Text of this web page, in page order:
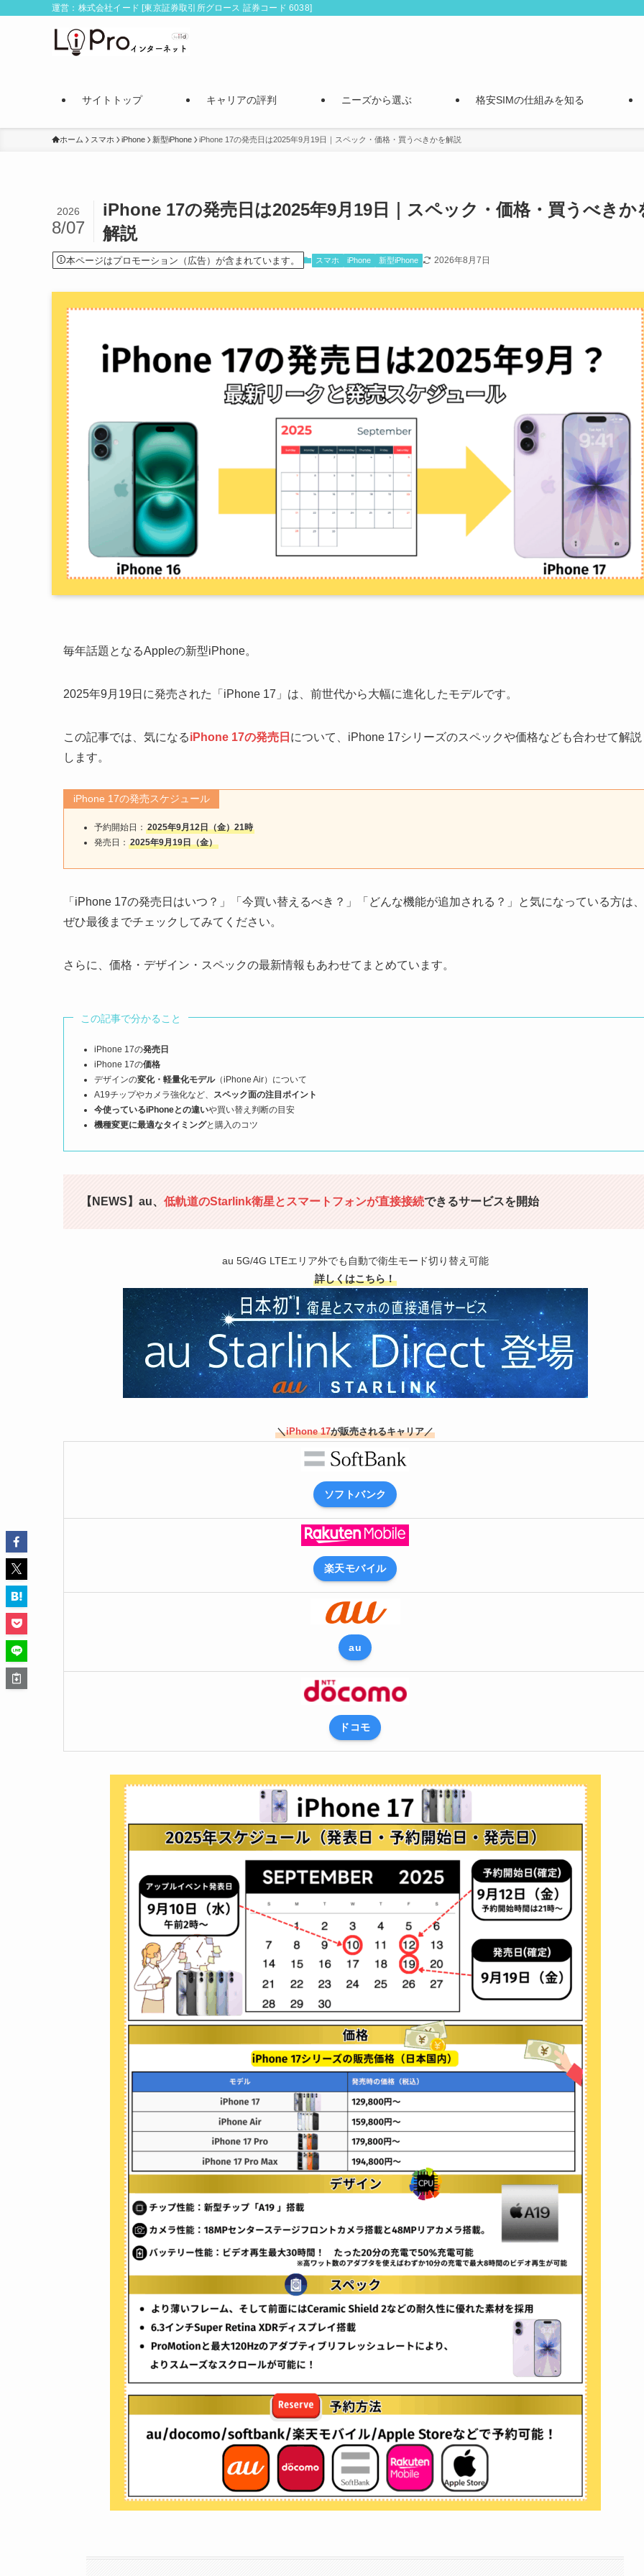
運営：株式会社イード [東京証券取引所グロース 証券コード 6038]
サイトトップ キャリアの評判 ニーズから選ぶ 格安SIMの仕組みを知る
ホーム スマホ iPhone 新型iPhone iPhone 17の発売日は2025年9月19日｜スペック・価格・買うべきかを解説
iPhone 17の発売日は2025年9月19日｜スペック・価格・買うべきか
解説
2026
8/07
本ページはプロモーション（広告）が含まれています。 スマホ iPhone 新型iPhone 2026年8月7日
毎年話題となるAppleの新型iPhone。
2025年9月19日に発売された「iPhone 17」は、前世代から大幅に進化したモデルです。
この記事では、気になるiPhone 17の発売日 について、iPhone 17シリーズのスペックや価格なども合わせて解説
します。
iPhone 17の発売スケジュール
予約開始日： 2025年9月12日（金）21時
発売日： 2025年9月19日（金）
「iPhone 17の発売日はいつ？」「今買い替えるべき？」「どんな機能が追加される？」と気になっている方は、
ぜひ最後までチェックしてみてください。
さらに、価格・デザイン・スペックの最新情報もあわせてまとめています。
この記事で分かること
iPhone 17の発売日
iPhone 17の価格
デザインの変化・軽量化モデル（iPhone Air）について
A19チップやカメラ強化など、 スペック面の注目ポイント
今使っているiPhoneとの違いや買い替え判断の目安
機種変更に最適なタイミングと購入のコツ
【NEWS】au、 低軌道のStarlink衛星とスマートフォンが直接接続できるサービスを開始
au 5G/4G LTEエリア外でも自動で衛生モード切り替え可能
詳しくはこちら！
＼iPhone 17が販売されるキャリア／
ソフトバンク
楽天モバイル
au
ドコモ